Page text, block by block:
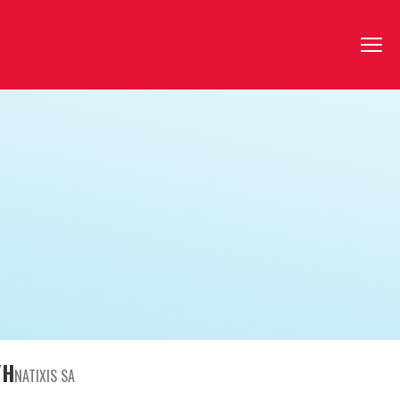
NATIXIS SA